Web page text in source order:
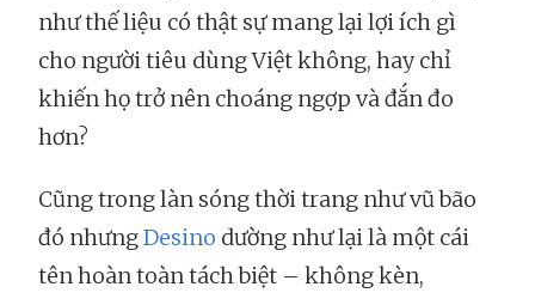
như thế liệu có thật sự mang lại lợi ích gì
cho người tiêu dùng Việt không, hay chỉ
khiến họ trở nên choáng ngợp và đắn đo
hơn?
Cũng trong làn sóng thời trang như vũ bão
đó nhưngDesino dường như lại là một cái
tên hoàn toàn tách biệt – không kèn,